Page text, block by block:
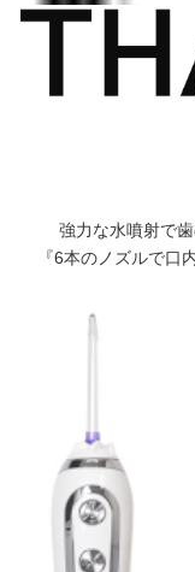
強力な水噴射で
『6本のノズルで口